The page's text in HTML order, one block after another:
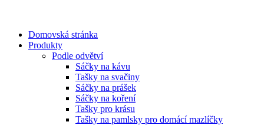
Domovská stránka
Produkty
Podle odvětví
Sáčky na kávu
Tašky na svačiny
Sáčky na prášek
Sáčky na koření
Tašky pro krásu
Tašky na pamlsky pro domácí mazlíčky